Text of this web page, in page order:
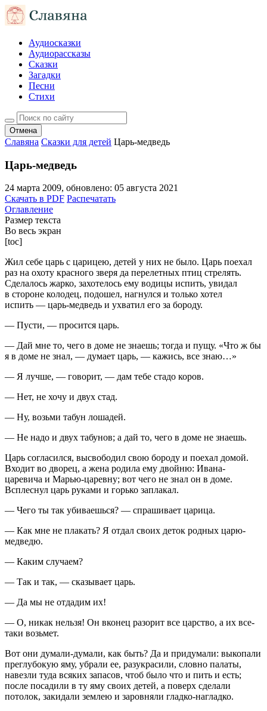
Аудиосказки
Аудиорассказы
Сказки
Загадки
Песни
Стихи
Отмена
Славяна Сказки для детей Царь-медведь
Царь-медведь
24 марта 2009, обновлено: 05 августа 2021
Скачать в PDF Распечатать
Оглавление
Размер текста
Во весь экран
[toc]
Жил себе царь с царицею, детей у них не было. Царь поехал
раз на охоту красного зверя да перелетных птиц стрелять.
Сделалось жарко, захотелось ему водицы испить, увидал
в стороне колодец, подошел, нагнулся и только хотел
испить — царь-медведь и ухватил его за бороду.
— Пусти, — просится царь.
— Дай мне то, чего в доме не знаешь; тогда и пущу. «Что ж бы
я в доме не знал, — думает царь, — кажись, все знаю…»
— Я лучше, — говорит, — дам тебе стадо коров.
— Нет, не хочу и двух стад.
— Ну, возьми табун лошадей.
— Не надо и двух табунов; а дай то, чего в доме не знаешь.
Царь согласился, высвободил свою бороду и поехал домой.
Входит во дворец, а жена родила ему двойню: Ивана-
царевича и Марью-царевну; вот чего не знал он в доме.
Всплеснул царь руками и горько заплакал.
— Чего ты так убиваешься? — спрашивает царица.
— Как мне не плакать? Я отдал своих деток родных царю-
медведю.
— Каким случаем?
— Так и так, — сказывает царь.
— Да мы не отдадим их!
— О, никак нельзя! Он вконец разорит все царство, а их все-
таки возьмет.
Вот они думали-думали, как быть? Да и придумали: выкопали
преглубокую яму, убрали ее, разукрасили, словно палаты,
навезли туда всяких запасов, чтоб было что и пить и есть;
после посадили в ту яму своих детей, а поверх сделали
потолок, закидали землею и заровняли гладко-нагладко.